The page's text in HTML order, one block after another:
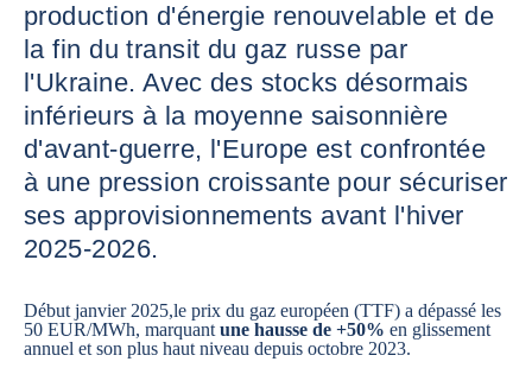
production d'énergie renouvelable et de
la fin du transit du gaz russe par
l'Ukraine. Avec des stocks désormais
inférieurs à la moyenne saisonnière
d'avant-guerre, l'Europe est confrontée
à une pression croissante pour sécuriser
ses approvisionnements avant l'hiver
2025-2026.
Début janvier 2025,le prix du gaz européen (TTF) a dépassé les
50 EUR/MWh, marquant une hausse de +50% en glissement
annuel et son plus haut niveau depuis octobre 2023.